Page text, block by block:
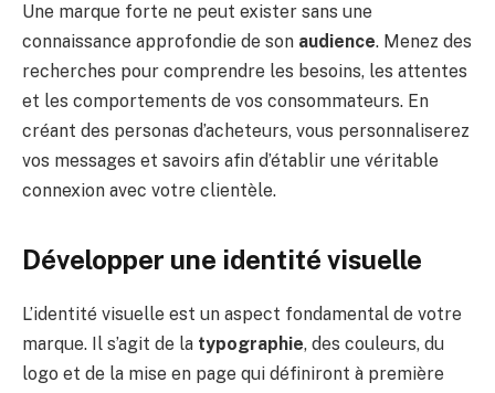
Une marque forte ne peut exister sans une
connaissance approfondie de son audience. Menez des
recherches pour comprendre les besoins, les attentes
et les comportements de vos consommateurs. En
créant des personas d’acheteurs, vous personnaliserez
vos messages et savoirs afin d’établir une véritable
connexion avec votre clientèle.
Développer une identité visuelle
L’identité visuelle est un aspect fondamental de votre
marque. Il s’agit de la typographie, des couleurs, du
logo et de la mise en page qui définiront à première